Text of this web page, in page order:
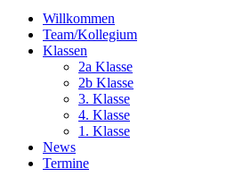
Willkommen
Team/Kollegium
Klassen
2a Klasse
2b Klasse
3. Klasse
4. Klasse
1. Klasse
News
Termine